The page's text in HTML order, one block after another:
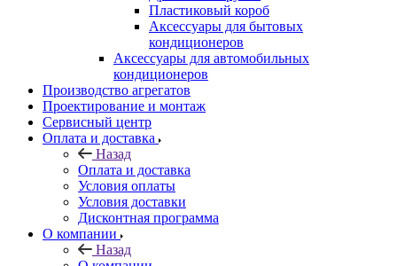
Пластиковый короб
Аксессуары для бытовых
кондиционеров
Аксессуары для автомобильных
кондиционеров
Производство агрегатов
Проектирование и монтаж
Сервисный центр
Оплата и доставка
Назад
Оплата и доставка
Условия оплаты
Условия доставки
Дисконтная программа
О компании
Назад